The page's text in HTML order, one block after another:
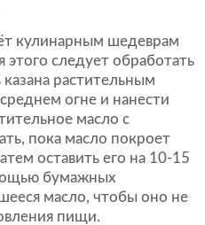
кулинарным шедеврам
следует обработать
растительным
огне и нанести
масло с
пока масло покроет
оставить его на 10-15
бумажных
масло, чтобы оно не
пищи.